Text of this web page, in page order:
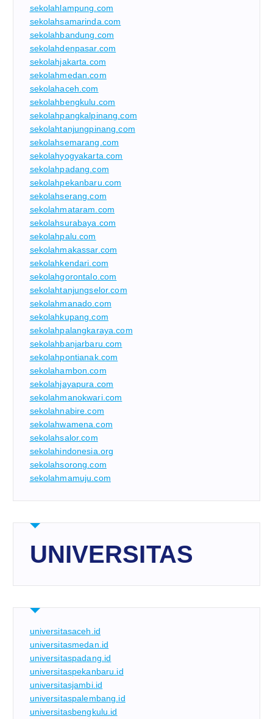
sekolahlampung.com
sekolahsamarinda.com
sekolahbandung.com
sekolahdenpasar.com
sekolahjakarta.com
sekolahmedan.com
sekolahaceh.com
sekolahbengkulu.com
sekolahpangkalpinang.com
sekolahtanjungpinang.com
sekolahsemarang.com
sekolahyogyakarta.com
sekolahpadang.com
sekolahpekanbaru.com
sekolahserang.com
sekolahmataram.com
sekolahsurabaya.com
sekolahpalu.com
sekolahmakassar.com
sekolahkendari.com
sekolahgorontalo.com
sekolahtanjungselor.com
sekolahmanado.com
sekolahkupang.com
sekolahpalangkaraya.com
sekolahbanjarbaru.com
sekolahpontianak.com
sekolahambon.com
sekolahjayapura.com
sekolahmanokwari.com
sekolahnabire.com
sekolahwamena.com
sekolahsalor.com
sekolahindonesia.org
sekolahsorong.com
sekolahmamuju.com
UNIVERSITAS
universitasaceh.id
universitasmedan.id
universitaspadang.id
universitaspekanbaru.id
universitasjambi.id
universitaspalembang.id
universitasbengkulu.id